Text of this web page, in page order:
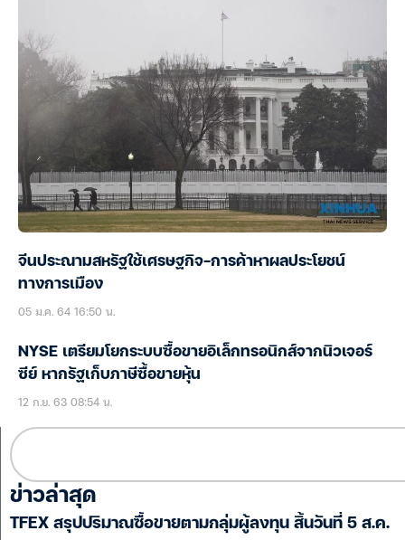
จีนประณามสหรัฐใช้เศรษฐกิจ-การค้าหาผลประโยชน์
ทางการเมือง
05 ม.ค. 64 16:50 น.
NYSE เตรียมโยกระบบซื้อขายอิเล็กทรอนิกส์จากนิวเจอร์
ซีย์ หากรัฐเก็บภาษีซื้อขายหุ้น
12 ก.ย. 63 08:54 น.
ข่าวล่าสุด
TFEX สรุปปริมาณซื้อขายตามกลุ่มผู้ลงทุน สิ้นวันที่ 5 ส.ค.